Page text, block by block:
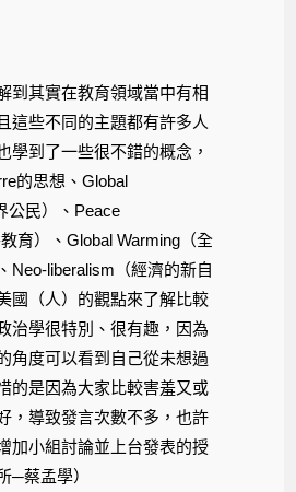
到其實在教育領域當中有相
這些不同的主題都有許多人
學到了一些很不錯的概念，
的思想、Global
公民）、Peace
育）、Global Warming（全
Neo-liberalism（經濟的新自
國（人）的觀點來了解比較
治學很特別、很有趣，因為
角度可以看到自己從未想過
的是因為大家比較害羞又或
，導致發言次數不多，也許
加小組討論並上台發表的授
─蔡孟學）